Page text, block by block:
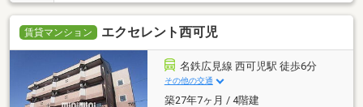
賃貸マンション エクセレント西可児
名鉄広見線 西可児駅 徒歩6分
その他の交通
築27年7ヶ月 / 4階建